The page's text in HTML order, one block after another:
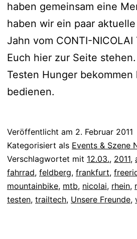
haben gemeinsam eine
haben wir ein paar
Jahn vom CONTI-
Euch hier zur Seite
Testen Hunger
bedienen.
Veröffentlicht am 2. Februar 2011
Kategorisiert als Events & Szene
Verschlagwortet mit 12.03., 2011,
fahrrad, feldberg, frankfurt,
mountainbike, mtb, nicolai, rhein,
testen, trailtech, Unsere Freunde,